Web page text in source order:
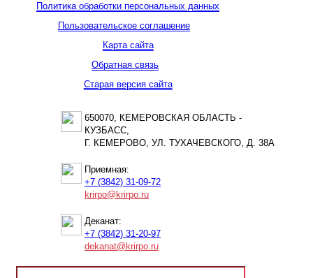
Политика обработки персональных данных
Пользовательское соглашение
Карта сайта
Обратная связь
Старая версия сайта
650070, КЕМЕРОВСКАЯ ОБЛАСТЬ -
КУЗБАСС,
Г. КЕМЕРОВО, УЛ. ТУХАЧЕВСКОГО, Д. 38А
Приемная:
+7 (3842) 31-09-72
krirpo@krirpo.ru
Деканат:
+7 (3842) 31-20-97
dekanat@krirpo.ru